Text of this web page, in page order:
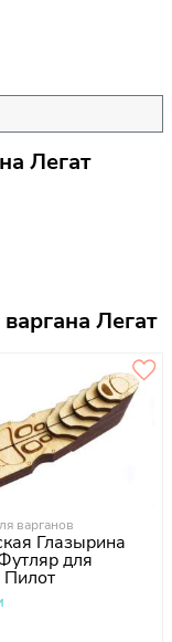
Легат
Легат
варганов
Глазырина
для
Пилот